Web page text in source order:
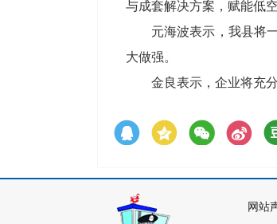
与成套解决方案，赋能低
元海波表示，我县将
大做强。
金良表示，企业将充
网站